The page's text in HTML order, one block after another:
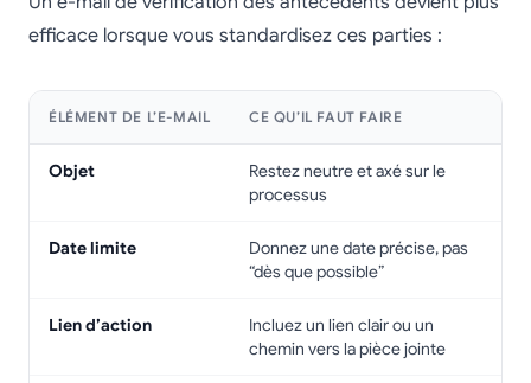
efficace lorsque vous standardisez ces parties :
ÉLÉMENT DE L’E-MAIL CE QU’IL FAUT FAIRE
Objet
Restez neutre et axé sur le
processus
Date limite
Donnez une date précise, pas
“dès que possible”
Lien d’action
Incluez un lien clair ou un
chemin vers la pièce jointe